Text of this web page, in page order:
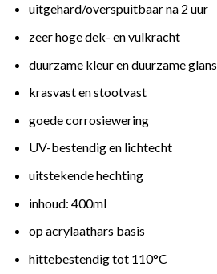
uitgehard/overspuitbaar na 2 uur
zeer hoge dek- en vulkracht
duurzame kleur en duurzame glans
krasvast en stootvast
goede corrosiewering
UV-bestendig en lichtecht
uitstekende hechting
inhoud: 400ml
op acrylaathars basis
hittebestendig tot 110°C